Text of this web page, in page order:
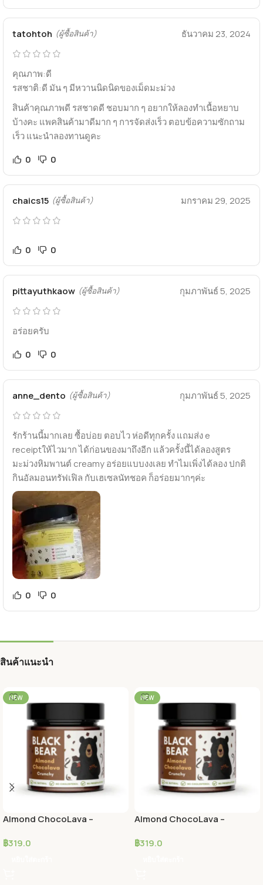
tatohtoh (ผู้ซื้อสินค้า) ธันวาคม 23, 2024
คุณภาพ:ดี
รสชาติ:ดี มัน ๆ มีหวานนิดนิดของเม็ดมะม่วง
สินค้าคุณภาพดี รสชาดดี ชอบมาก ๆ อยากให้ลองทำเนื้อหยาบ
บ้างคะ แพคสินค้ามาดีมาก ๆ การจัดส่งเร็ว ตอบข้อความซักถาม
เร็ว แนะนำลองทานดูคะ
0
0
chaics15 (ผู้ซื้อสินค้า) มกราคม 29, 2025
0 0
pittayuthkaow (ผู้ซื้อสินค้า) กุมภาพันธ์ 5, 2025
อร่อยครับ
0
0
anne_dento (ผู้ซื้อสินค้า) กุมภาพันธ์ 5, 2025
รักร้านนี้มากเลย ซื้อบ่อย ตอบไว ห่อดีทุกครั้ง แถมส่ง e
receiptให้ไวมาก ได้ก่อนของมาถึงอีก แล้วครั้งนี้ได้ลองสูตร
มะม่วงหิมพานต์ creamy อร่อยแบบงงเลย ทำไมเพิ่งได้ลอง ปกติ
กินอัลมอนทรัฟเฟิล กับเฮเซลนัทชอค ก็อร่อยมากๆค่ะ
0 0
สินค้าแนะนำ
NEW
Almond ChocoLava –
฿319.0
NEW
Almond ChocoLava –
฿319.0